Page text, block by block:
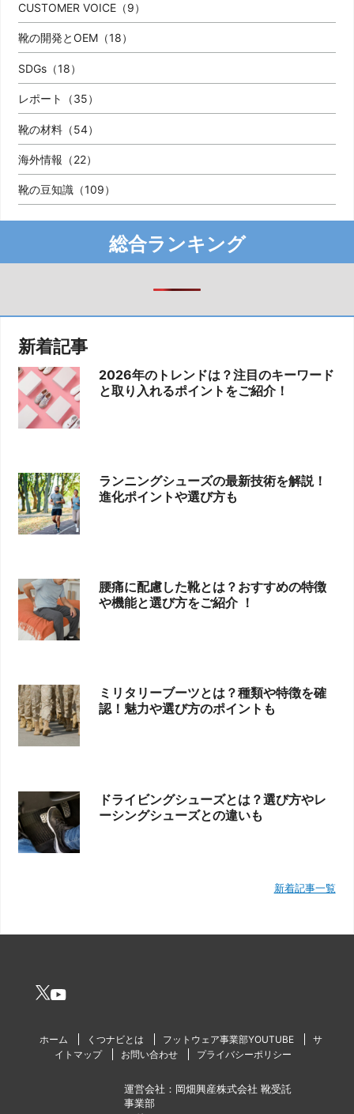
総合ランキング
新着記事
2026年のトレンドは？注目のキーワード
と取り入れるポイントをご紹介！
ランニングシューズの最新技術を解説！
進化ポイントや選び方も
腰痛に配慮した靴とは？おすすめの特徴
や機能と選び方をご紹介 ！
ミリタリーブーツとは？種類や特徴を確
認！魅力や選び方のポイントも
ドライビングシューズとは？選び方やレ
ーシングシューズとの違いも
新着記事一覧
CUSTOMER VOICE（9）
靴の開発とOEM（18）
SDGs（18）
レポート（35）
靴の材料（54）
海外情報（22）
靴の豆知識（109）
ホーム くつナビとは フットウェア事業部YOUTUBE
サ
イトマップ
お問い合わせ プライバシーポリシー
運営会社：岡畑興産株式会社 靴受託
事業部